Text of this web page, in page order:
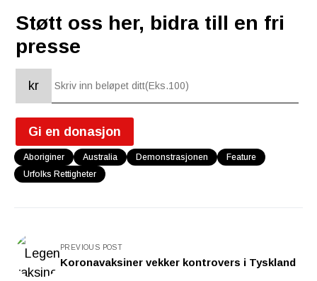
Støtt oss her, bidra till en fri
presse
kr
Gi en donasjon
Aboriginer Australia Demonstrasjonen
Feature
Urfolks Rettigheter
PREVIOUS POST
Koronavaksiner vekker kontrovers i Tyskland